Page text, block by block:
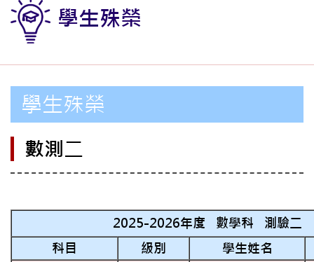
學生殊榮
學生殊榮
數測二
2025-2026年度 數學科 測驗二
科目
級別
學生姓名